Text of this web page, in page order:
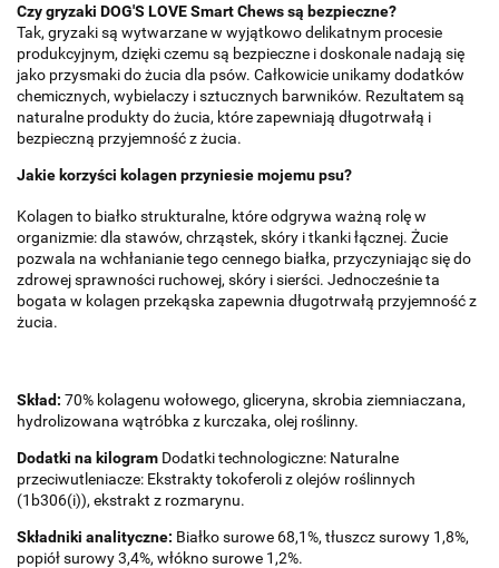
Czy gryzaki DOG'S LOVE Smart Chews są bezpieczne?
Tak, gryzaki są wytwarzane w wyjątkowo delikatnym procesie
produkcyjnym, dzięki czemu są bezpieczne i doskonale nadają się
jako przysmaki do żucia dla psów. Całkowicie unikamy dodatków
chemicznych, wybielaczy i sztucznych barwników. Rezultatem są
naturalne produkty do żucia, które zapewniają długotrwałą i
bezpieczną przyjemność z żucia.
Jakie korzyści kolagen przyniesie mojemu psu?
Kolagen to białko strukturalne, które odgrywa ważną rolę w
organizmie: dla stawów, chrząstek, skóry i tkanki łącznej. Żucie
pozwala na wchłanianie tego cennego białka, przyczyniając się do
zdrowej sprawności ruchowej, skóry i sierści. Jednocześnie ta
bogata w kolagen przekąska zapewnia długotrwałą przyjemność z
żucia.
Skład: 70% kolagenu wołowego, gliceryna, skrobia ziemniaczana,
hydrolizowana wątróbka z kurczaka, olej roślinny.
Dodatki na kilogram Dodatki technologiczne: Naturalne
przeciwutleniacze: Ekstrakty tokoferoli z olejów roślinnych
(1b306(i)), ekstrakt z rozmarynu.
Składniki analityczne: Białko surowe 68,1%, tłuszcz surowy 1,8%,
popiół surowy 3,4%, włókno surowe 1,2%.